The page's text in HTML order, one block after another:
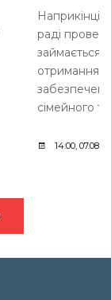
Наприкінці
раді
займається
отримання
сімейного
14:00,